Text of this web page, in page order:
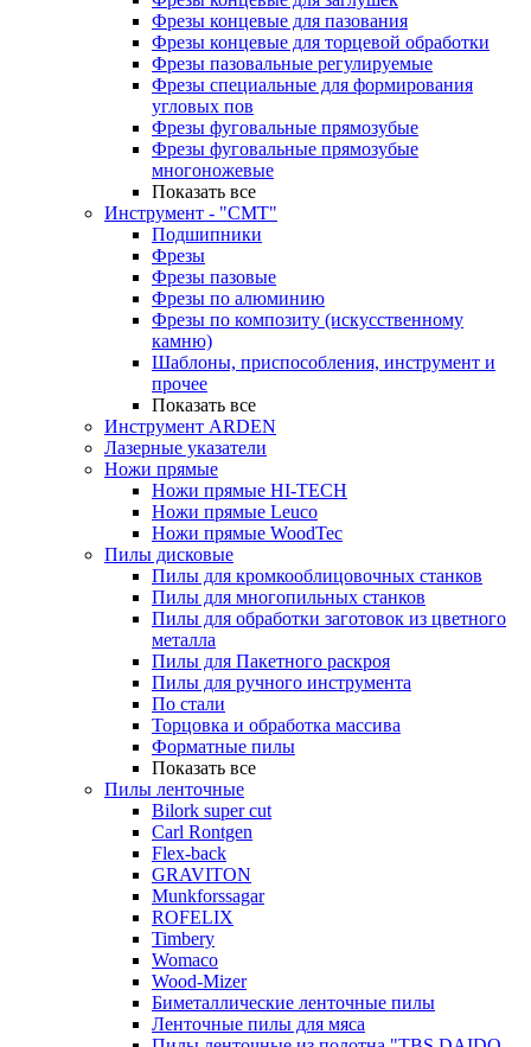
Фрезы концевые для пазования
Фрезы концевые для торцевой обработки
Фрезы пазовальные регулируемые
Фрезы специальные для формирования
угловых пов
Фрезы фуговальные прямозубые
Фрезы фуговальные прямозубые
многоножевые
Показать все
Инструмент - "СМТ"
Подшипники
Фрезы
Фрезы пазовые
Фрезы по алюминию
Фрезы по композиту (искусственному
камню)
Шаблоны, приспособления, инструмент и
прочее
Показать все
Инструмент ARDEN
Лазерные указатели
Ножи прямые
Ножи прямые HI-TECH
Ножи прямые Leuco
Ножи прямые WoodTec
Пилы дисковые
Пилы для кромкооблицовочных станков
Пилы для многопильных станков
Пилы для обработки заготовок из цветного
металла
Пилы для Пакетного раскроя
Пилы для ручного инструмента
По стали
Торцовка и обработка массива
Форматные пилы
Показать все
Пилы ленточные
Bilork super cut
Carl Rontgen
Flex-back
GRAVITON
Munkforssagar
ROFELIX
Timbery
Womaco
Wood-Mizer
Биметаллические ленточные пилы
Ленточные пилы для мяса